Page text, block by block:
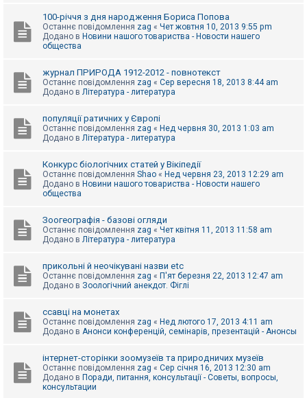
и
е
ш
к
м
г
100-річчя з дня народження Бориса Попова
Останнє повідомлення zag « Чет жовтня 10, 2013 9:55 pm
Додано в Новини нашого товариства - Новости нашего
общества
журнал ПРИРОДА 1912-2012 - повнотекст
Останнє повідомлення zag « Сер вересня 18, 2013 8:44 am
Додано в Література - литература
популяції ратичних у Європі
Останнє повідомлення zag « Нед червня 30, 2013 1:03 am
Додано в Література - литература
Конкурс біологічних статей у Вікіпедії
Останнє повідомлення Shao « Нед червня 23, 2013 12:29 am
Додано в Новини нашого товариства - Новости нашего
общества
Зоогеографія - базові огляди
Останнє повідомлення zag « Чет квітня 11, 2013 11:58 am
Додано в Література - литература
прикольні й неочікувані назви etc
Останнє повідомлення zag « П'ят березня 22, 2013 12:47 am
Додано в Зоологічний анекдот. Фіглі
ссавці на монетах
Останнє повідомлення zag « Нед лютого 17, 2013 4:11 am
Додано в Анонси конференцій, семінарів, презентацій - Анонсы
інтернет-сторінки зоомузеїв та природничих музеїв
Останнє повідомлення zag « Сер січня 16, 2013 12:30 am
Додано в Поради, питання, консультації - Советы, вопросы,
консультации